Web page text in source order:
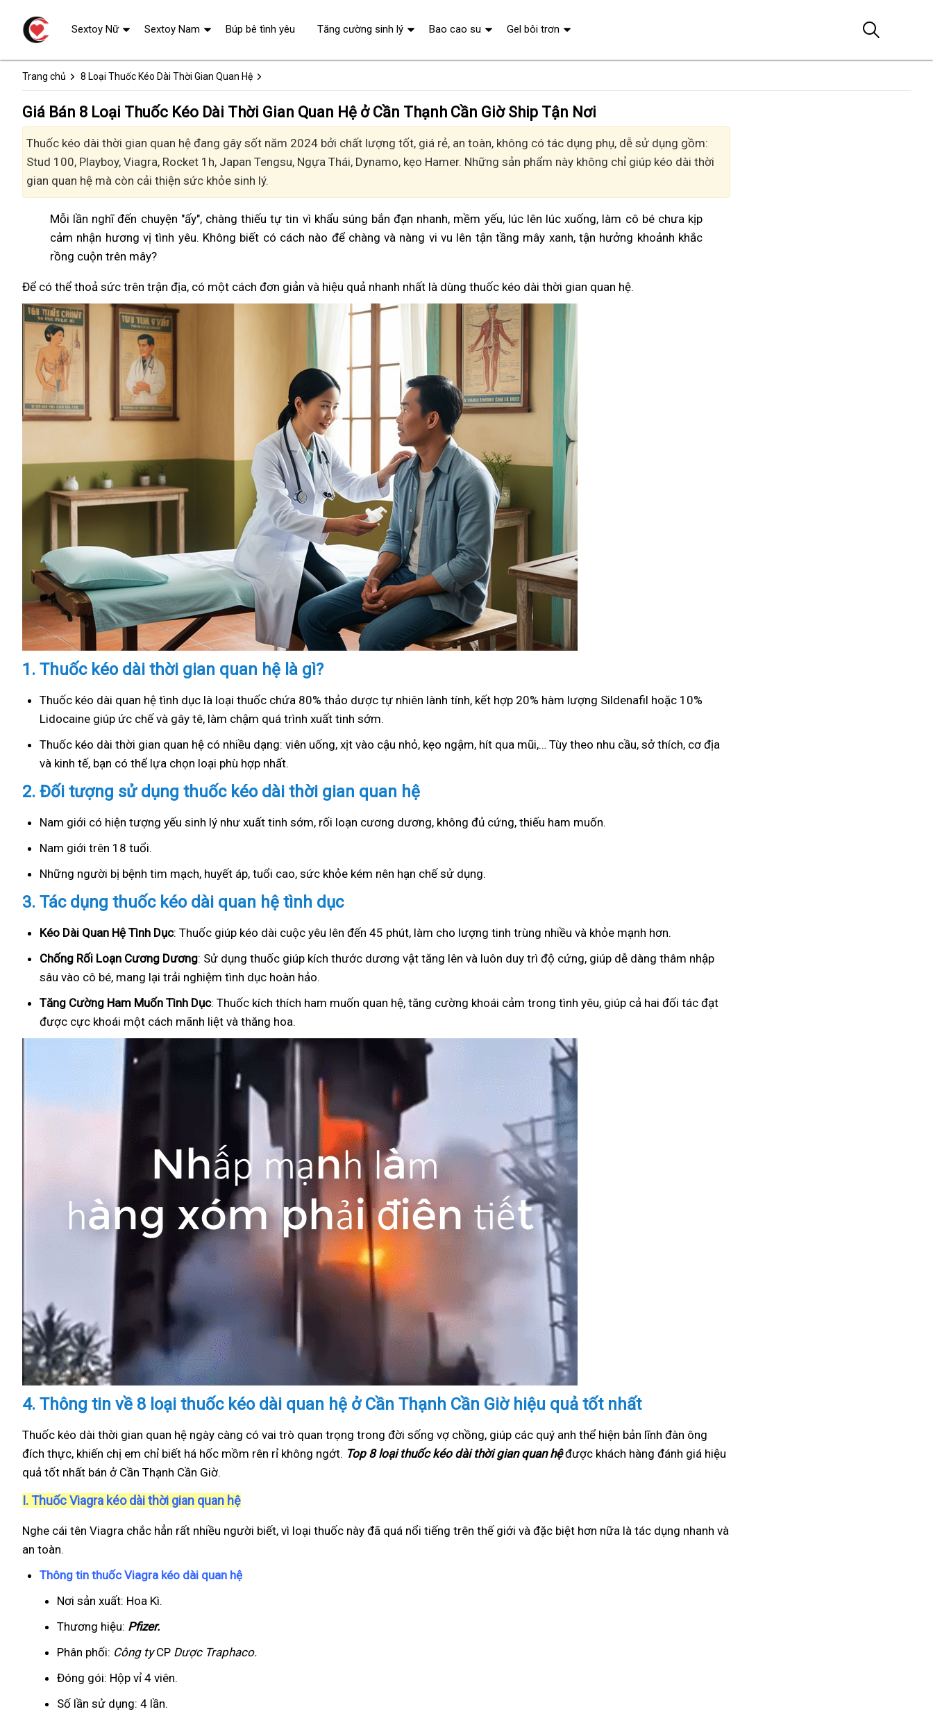
Trang chủ 8 Loại Thuốc Kéo Dài Thời Gian Quan Hệ
Giá Bán 8 Loại Thuốc Kéo Dài Thời Gian Quan Hệ ở Cần Thạnh Cần Giờ Ship Tận Nơi
Thuốc kéo dài thời gian quan hệ đang gây sốt năm 2024 bởi chất lượng tốt, giá rẻ, an toàn, không có tác dụng phụ, dễ sử dụng gồm:
Stud 100, Playboy, Viagra, Rocket 1h, Japan Tengsu, Ngựa Thái, Dynamo, kẹo Hamer. Những sản phẩm này không chỉ giúp kéo dài thời
gian quan hệ mà còn cải thiện sức khỏe sinh lý.
Mỗi lần nghĩ đến chuyện "ấy", chàng thiếu tự tin vì khẩu súng bắn đạn nhanh, mềm yếu, lúc lên lúc xuống, làm cô bé chưa kịp
cảm nhận hương vị tình yêu. Không biết có cách nào để chàng và nàng vi vu lên tận tầng mây xanh, tận hưởng khoảnh khắc
rồng cuộn trên mây?
Để có thể thoả sức trên trận địa, có một cách đơn giản và hiệu quả nhanh nhất là dùng thuốc kéo dài thời gian quan hệ.
1. Thuốc kéo dài thời gian quan hệ là gì?
Thuốc kéo dài quan hệ tình dục là loại thuốc chứa 80% thảo dược tự nhiên lành tính, kết hợp 20% hàm lượng Sildenafil hoặc 10%
Lidocaine giúp ức chế và gây tê, làm chậm quá trình xuất tinh sớm.
Thuốc kéo dài thời gian quan hệ có nhiều dạng: viên uống, xịt vào cậu nhỏ, kẹo ngậm, hít qua mũi,… Tùy theo nhu cầu, sở thích, cơ địa
và kinh tế, bạn có thể lựa chọn loại phù hợp nhất.
2. Đối tượng sử dụng thuốc kéo dài thời gian quan hệ
Nam giới có hiện tượng yếu sinh lý như xuất tinh sớm, rối loạn cương dương, không đủ cứng, thiếu ham muốn.
Nam giới trên 18 tuổi.
Những người bị bệnh tim mạch, huyết áp, tuổi cao, sức khỏe kém nên hạn chế sử dụng.
3. Tác dụng thuốc kéo dài quan hệ tình dục
Kéo Dài Quan Hệ Tình Dục: Thuốc giúp kéo dài cuộc yêu lên đến 45 phút, làm cho lượng tinh trùng nhiều và khỏe mạnh hơn.
Chống Rối Loạn Cương Dương: Sử dụng thuốc giúp kích thước dương vật tăng lên và luôn duy trì độ cứng, giúp dễ dàng thâm nhập
sâu vào cô bé, mang lại trải nghiệm tình dục hoàn hảo.
Tăng Cường Ham Muốn Tình Dục: Thuốc kích thích ham muốn quan hệ, tăng cường khoái cảm trong tình yêu, giúp cả hai đối tác đạt
được cực khoái một cách mãnh liệt và thăng hoa.
4. Thông tin về 8 loại thuốc kéo dài quan hệ ở Cần Thạnh Cần Giờ hiệu quả tốt nhất
Thuốc kéo dài thời gian quan hệ ngày càng có vai trò quan trọng trong đời sống vợ chồng, giúp các quý anh thể hiện bản lĩnh đàn ông
đích thực, khiến chị em chỉ biết há hốc mồm rên rỉ không ngớt. Top 8 loại thuốc kéo dài thời gian quan hệđược khách hàng đánh giá hiệu
quả tốt nhất bán ở Cần Thạnh Cần Giờ.
I. Thuốc Viagra kéo dài thời gian quan hệ
Nghe cái tên Viagra chắc hẳn rất nhiều người biết, vì loại thuốc này đã quá nổi tiếng trên thế giới và đặc biệt hơn nữa là tác dụng nhanh và
an toàn.
Thông tin thuốc Viagra kéo dài quan hệ
Nơi sản xuất: Hoa Kì.
Thương hiệu: Pfizer.
Phân phối: Công tyCP Dược Traphaco.
Đóng gói: Hộp vỉ 4 viên.
Số lần sử dụng: 4 lần.
Sextoy Nữ Sextoy Nam Búp bê tình yêu Tăng cường sinh lý Bao cao su Gel bôi trơn